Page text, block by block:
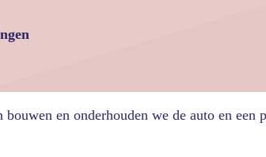
bouwen en onderhouden we de auto en een